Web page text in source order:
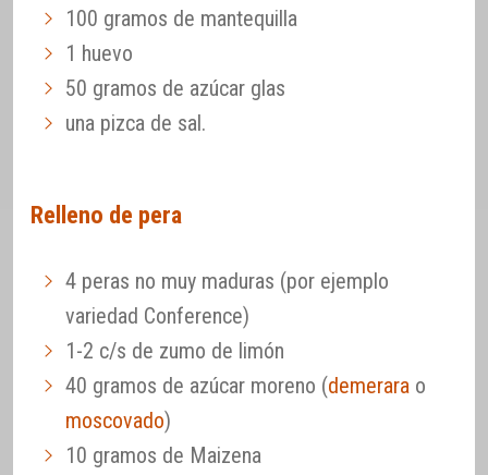
100 gramos de mantequilla
1 huevo
50 gramos de azúcar glas
una pizca de sal.
Relleno de pera
4 peras no muy maduras (por ejemplo
variedad Conference)
1-2 c/s de zumo de limón
40 gramos de azúcar moreno (demerara o
moscovado)
10 gramos de Maizena